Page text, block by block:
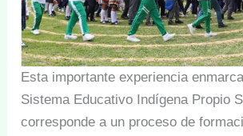
Esta importante experiencia
Sistema Educativo Indígena Propio
corresponde a un proceso de